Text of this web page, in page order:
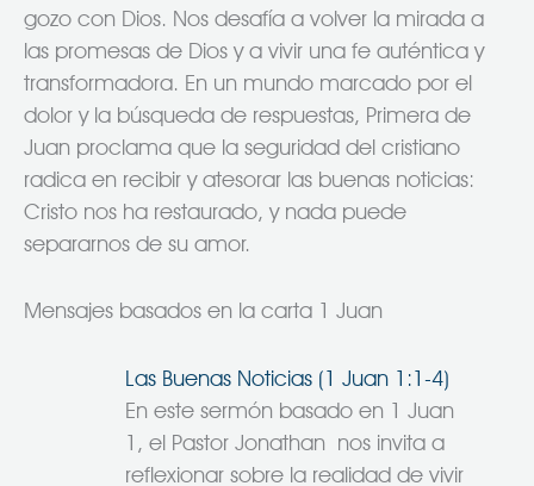
gozo con Dios. Nos desafía a volver la mirada a
las promesas de Dios y a vivir una fe auténtica y
transformadora. En un mundo marcado por el
dolor y la búsqueda de respuestas, Primera de
Juan proclama que la seguridad del cristiano
radica en recibir y atesorar las buenas noticias:
Cristo nos ha restaurado, y nada puede
separarnos de su amor.
Mensajes basados en la carta 1 Juan
Las Buenas Noticias (1 Juan 1:1-4)
En este sermón basado en 1 Juan
1, el Pastor Jonathan nos invita a
reflexionar sobre la realidad de vivir